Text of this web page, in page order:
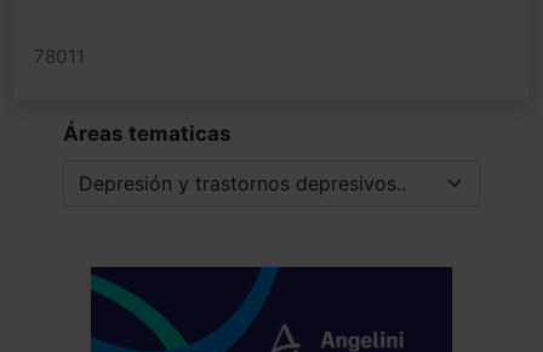
78011
Áreas tematicas